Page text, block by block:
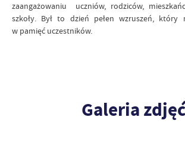
zaangażowaniu uczniów, rodziców,
szkoły. Był to dzień pełen wzruszeń, który
w pamięć uczestników.
Galeria zdjęć